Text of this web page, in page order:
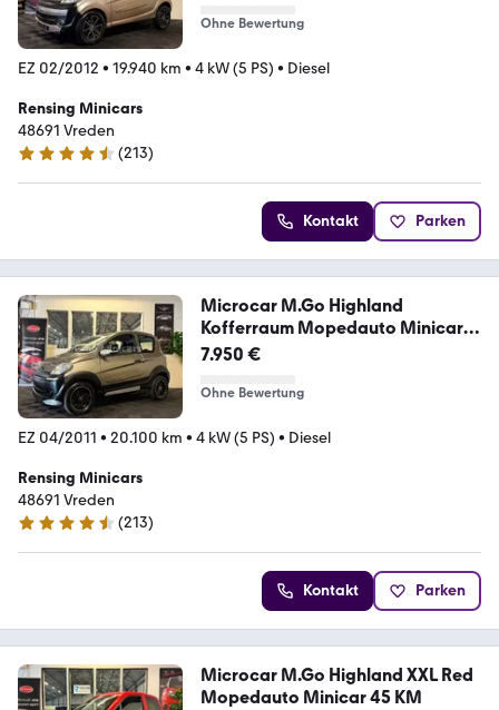
Ohne Bewertung
EZ 02/2012 • 19.940 km • 4 kW (5 PS) • Diesel
Rensing Minicars
48691 Vreden
4.7 Sterne
(213)
Kontakt Parken
Microcar M.Go Highland
Kofferraum Mopedauto Minicar
45 KM
7.950 €
Ohne Bewertung
EZ 04/2011 • 20.100 km • 4 kW (5 PS) • Diesel
Rensing Minicars
48691 Vreden
4.7 Sterne
(213)
Kontakt Parken
Microcar M.Go Highland XXL Red
Mopedauto Minicar 45 KM